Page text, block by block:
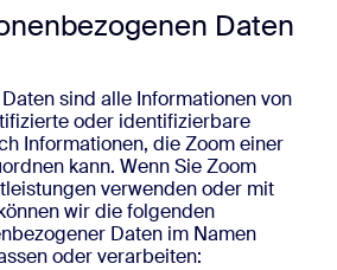
Daten
sind alle Informationen von
oder identifizierbare
Informationen, die Zoom einer
kann. Wenn Sie Zoom
verwenden oder mit
wir die folgenden
Daten im Namen
oder verarbeiten: